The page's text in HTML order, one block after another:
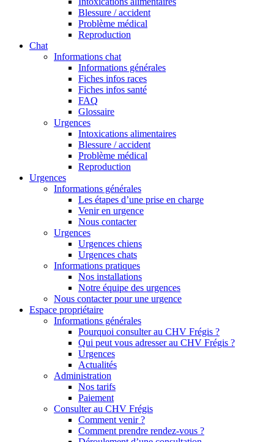
Blessure / accident
Problème médical
Reproduction
Chat
Informations chat
Informations générales
Fiches infos races
Fiches infos santé
FAQ
Glossaire
Urgences
Intoxications alimentaires
Blessure / accident
Problème médical
Reproduction
Urgences
Informations générales
Les étapes d’une prise en charge
Venir en urgence
Nous contacter
Urgences
Urgences chiens
Urgences chats
Informations pratiques
Nos installations
Notre équipe des urgences
Nous contacter pour une urgence
Espace propriétaire
Informations générales
Pourquoi consulter au CHV Frégis ?
Qui peut vous adresser au CHV Frégis ?
Urgences
Actualités
Administration
Nos tarifs
Paiement
Consulter au CHV Frégis
Comment venir ?
Comment prendre rendez-vous ?